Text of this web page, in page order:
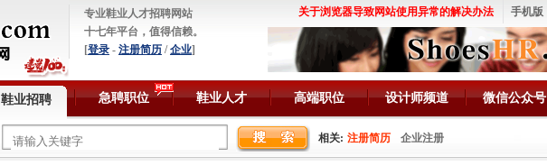
专业鞋业人才招聘网站
十七年平台，值得信赖。
[登录 - 注册简历 /企业]
手机版
关于浏览器导致网站使用异常的解决办法
鞋业招聘 急聘职位 鞋业人才 高端职位 设计师频道 微信公众号
相关: 注册简历 企业注册